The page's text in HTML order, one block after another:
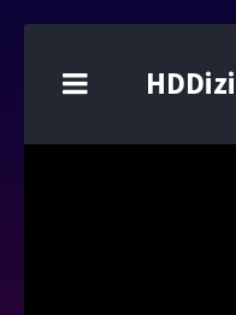
HDDizi